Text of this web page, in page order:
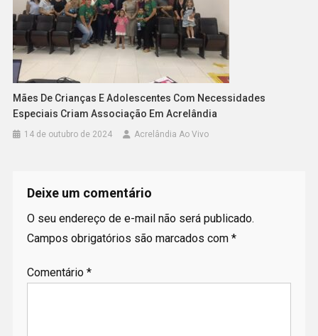
Mães De Crianças E Adolescentes Com Necessidades
Especiais Criam Associação Em Acrelândia
14 de outubro de 2024 Acrelândia Ao Vivo
Deixe um comentário
O seu endereço de e-mail não será publicado.
Campos obrigatórios são marcados com *
Comentário *